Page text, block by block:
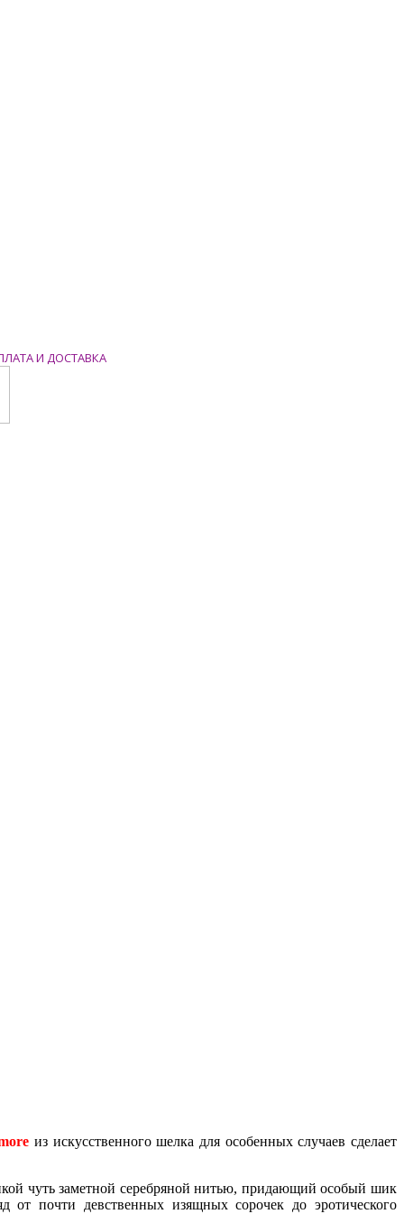
И ДОСТАВКА
из искусственного шелка для особенных случаев сделает
чуть заметной серебряной нитью, придающий особый шик
почти девственных изящных сорочек до эротического